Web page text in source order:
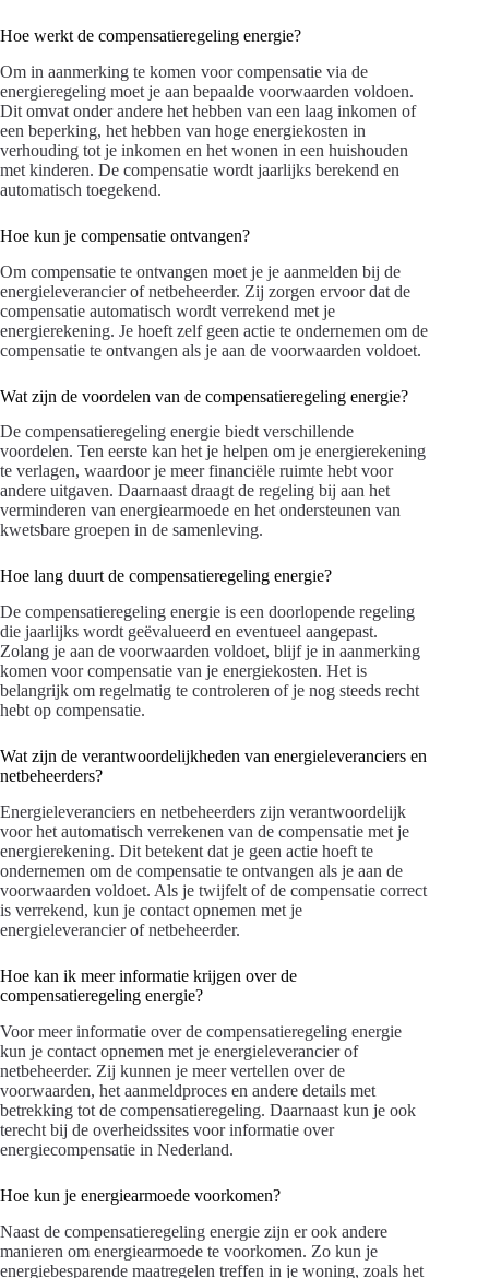
Hoe werkt de compensatieregeling energie?
Om in aanmerking te komen voor compensatie via de
energieregeling moet je aan bepaalde voorwaarden voldoen.
Dit omvat onder andere het hebben van een laag inkomen of
een beperking, het hebben van hoge energiekosten in
verhouding tot je inkomen en het wonen in een huishouden
met kinderen. De compensatie wordt jaarlijks berekend en
automatisch toegekend.
Hoe kun je compensatie ontvangen?
Om compensatie te ontvangen moet je je aanmelden bij de
energieleverancier of netbeheerder. Zij zorgen ervoor dat de
compensatie automatisch wordt verrekend met je
energierekening. Je hoeft zelf geen actie te ondernemen om de
compensatie te ontvangen als je aan de voorwaarden voldoet.
Wat zijn de voordelen van de compensatieregeling energie?
De compensatieregeling energie biedt verschillende
voordelen. Ten eerste kan het je helpen om je energierekening
te verlagen, waardoor je meer financiële ruimte hebt voor
andere uitgaven. Daarnaast draagt de regeling bij aan het
verminderen van energiearmoede en het ondersteunen van
kwetsbare groepen in de samenleving.
Hoe lang duurt de compensatieregeling energie?
De compensatieregeling energie is een doorlopende regeling
die jaarlijks wordt geëvalueerd en eventueel aangepast.
Zolang je aan de voorwaarden voldoet, blijf je in aanmerking
komen voor compensatie van je energiekosten. Het is
belangrijk om regelmatig te controleren of je nog steeds recht
hebt op compensatie.
Wat zijn de verantwoordelijkheden van energieleveranciers en
netbeheerders?
Energieleveranciers en netbeheerders zijn verantwoordelijk
voor het automatisch verrekenen van de compensatie met je
energierekening. Dit betekent dat je geen actie hoeft te
ondernemen om de compensatie te ontvangen als je aan de
voorwaarden voldoet. Als je twijfelt of de compensatie correct
is verrekend, kun je contact opnemen met je
energieleverancier of netbeheerder.
Hoe kan ik meer informatie krijgen over de
compensatieregeling energie?
Voor meer informatie over de compensatieregeling energie
kun je contact opnemen met je energieleverancier of
netbeheerder. Zij kunnen je meer vertellen over de
voorwaarden, het aanmeldproces en andere details met
betrekking tot de compensatieregeling. Daarnaast kun je ook
terecht bij de overheidssites voor informatie over
energiecompensatie in Nederland.
Hoe kun je energiearmoede voorkomen?
Naast de compensatieregeling energie zijn er ook andere
manieren om energiearmoede te voorkomen. Zo kun je
energiebesparende maatregelen treffen in je woning, zoals het